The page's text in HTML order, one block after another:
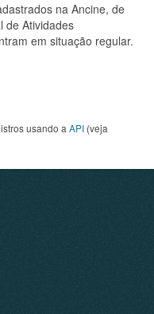
na Ancine, de
de Atividades
em situação regular.
usando a API (veja